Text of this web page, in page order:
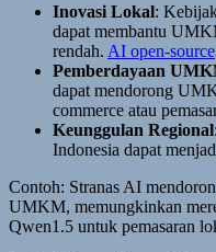
Inovasi Lokal:
dapat membantu
rendah. AI open-source
Pemberdayaan
dapat mendorong
commerce atau
Keunggulan Regional
Indonesia dapat
Contoh: Stranas AI
UMKM, memungkinkan
Qwen1.5 untuk pemasaran